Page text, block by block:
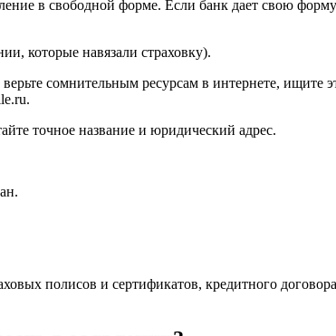
в свободной форме. Если банк дает свою
которые навязали страховку).
сомнительным ресурсам в интернете,
точное название и юридический адрес.
полисов и сертификатов, кредитного